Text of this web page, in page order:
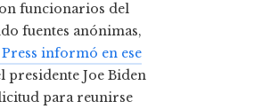
funcionarios del
fuentes anónimas,
informó en ese
presidente Joe Biden
para reunirse